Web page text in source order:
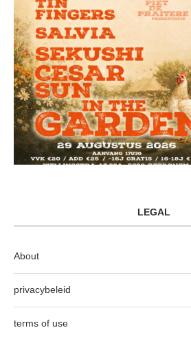
LEGAL
About
privacybeleid
terms of use